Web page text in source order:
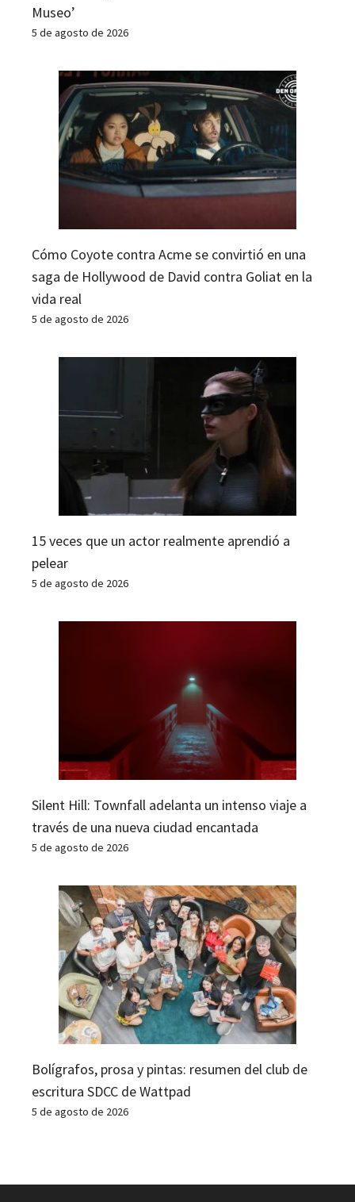
Museo’
5 de agosto de 2026
Cómo Coyote contra Acme se convirtió en una
saga de Hollywood de David contra Goliat en la
vida real
5 de agosto de 2026
15 veces que un actor realmente aprendió a
pelear
5 de agosto de 2026
Silent Hill: Townfall adelanta un intenso viaje a
través de una nueva ciudad encantada
5 de agosto de 2026
Bolígrafos, prosa y pintas: resumen del club de
escritura SDCC de Wattpad
5 de agosto de 2026